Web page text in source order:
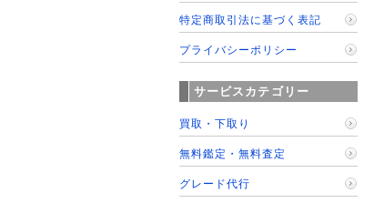
特定商取引法に基づく表記
プライバシーポリシー
サービスカテゴリー
買取・下取り
無料鑑定・無料査定
グレード代行